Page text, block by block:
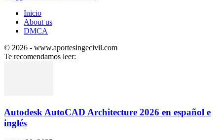
Inicio
About us
DMCA
© 2026 - www.aportesingecivil.com
Te recomendamos leer:
Autodesk AutoCAD Architecture 2026 en español e
inglés